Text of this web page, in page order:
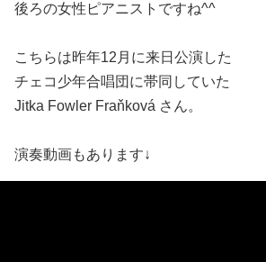
後ろの女性ピアニストですね^^ゞ
こちらは昨年12月に来日公演した
チェコ少年合唱団に帯同していた
Jitka Fowler Fraňková さん。
演奏動画もあります↓